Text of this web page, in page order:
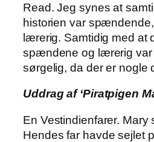
Read. Jeg synes at
historien var
lærerig. Samtidig med at
spændene og lærerig var
sørgelig, da der er nogle
Uddrag af ‘Piratpigen
En Vestindienfarer. Mary
Hendes far havde sejlet